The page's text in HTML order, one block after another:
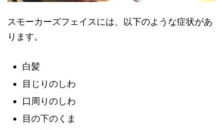
スモーカーズフェイスには、以下のような症状があ
ります。
白髪
目じりのしわ
口周りのしわ
目の下のくま